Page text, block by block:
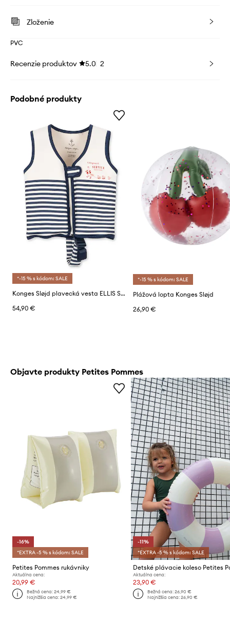
Zloženie
PVC
Recenzie produktov 5.0 2
Podobné produkty
*-15 % s kódom: SALE
Konges Sløjd plavecká vesta ELLIS SWIM VEST
54,90 €
*-15 % s kódom: SALE
Plážová lopta Konges Sløjd
26,90 €
Objavte produkty Petites Pommes
-16%
*EXTRA -5 % s kódom: SALE
Petites Pommes rukávniky
Aktuálna cena:
20,99 €
Bežná cena:24,99 €
Najnižšia cena:24,99 €
-11%
*EXTRA -5 % s kódom: SALE
Aktuálna cena:
23,90 €
Bežná cena: 26,90 €
Najnižšia cena: 26,90 €